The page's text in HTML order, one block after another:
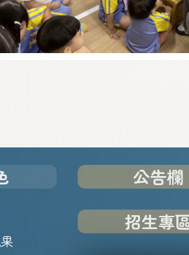
公告欄
招生專